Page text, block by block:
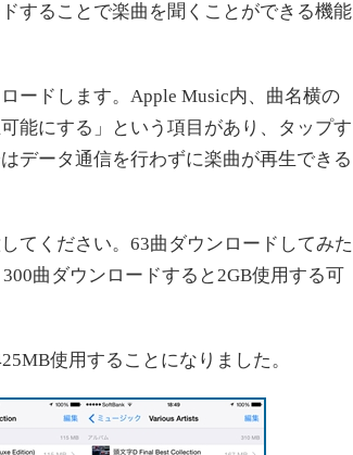
することで楽曲を聞くことができる機能
ードします。Apple Music内、曲名横の
能にする」という項目があり、タップす
データ通信を行わずに楽曲が再生できる
てください。63曲ダウンロードしてみた
曲ダウンロードすると2GB使用する可
使用することになりました。